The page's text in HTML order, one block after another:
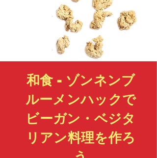
和食 - ゾンネンブ
ルーメンハックで
ビーガン・ベジタ
リアン料理を作ろ